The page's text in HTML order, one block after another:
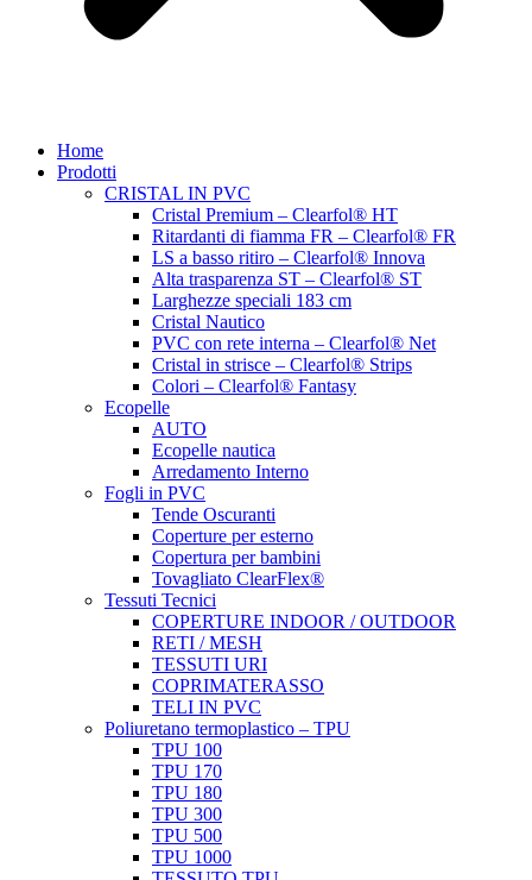
Home
Prodotti
CRISTAL IN PVC
Cristal Premium – Clearfol® HT
Ritardanti di fiamma FR – Clearfol® FR
LS a basso ritiro – Clearfol® Innova
Alta trasparenza ST – Clearfol® ST
Larghezze speciali 183 cm
Cristal Nautico
PVC con rete interna – Clearfol® Net
Cristal in strisce – Clearfol® Strips
Colori – Clearfol® Fantasy
Ecopelle
AUTO
Ecopelle nautica
Arredamento Interno
Fogli in PVC
Tende Oscuranti
Coperture per esterno
Copertura per bambini
Tovagliato ClearFlex®
Tessuti Tecnici
COPERTURE INDOOR / OUTDOOR
RETI / MESH
TESSUTI URI
COPRIMATERASSO
TELI IN PVC
Poliuretano termoplastico – TPU
TPU 100
TPU 170
TPU 180
TPU 300
TPU 500
TPU 1000